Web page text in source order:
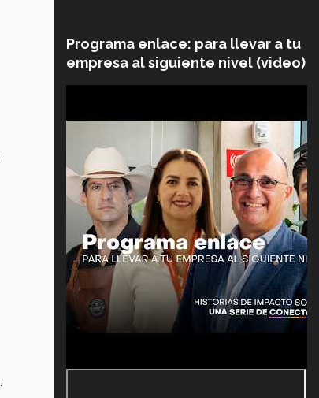
Programa enlace: para llevar a tu
empresa al siguiente nivel (video)